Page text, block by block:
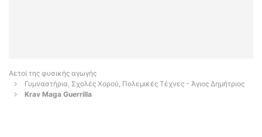
Αετοί της φυσικής αγωγής
Γυμναστήρια, Σχολές Χορού, Πολεμικές Τέχνες - Άγιος Δημήτριος
Krav Maga Guerrilla